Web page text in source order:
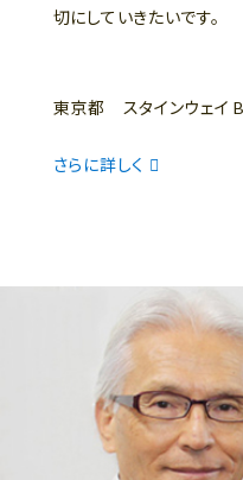
切にしていきたいです。
東京都 スタインウェイ
さらに詳しく